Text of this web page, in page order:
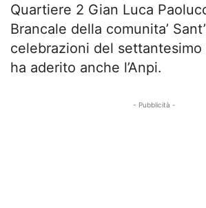
Quartiere 2 Gian Luca
Brancale della comunita’
celebrazioni del settantesimo
ha aderito anche l’Anpi.
- Pubblicità -